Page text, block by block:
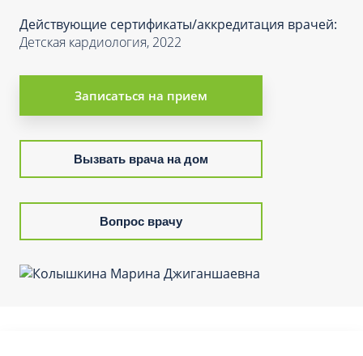
Действующие сертификаты/аккредитация врачей:
Детская кардиология, 2022
Записаться на прием
Вызвать врача на дом
Вопрос врачу